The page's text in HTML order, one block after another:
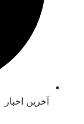
اخبار